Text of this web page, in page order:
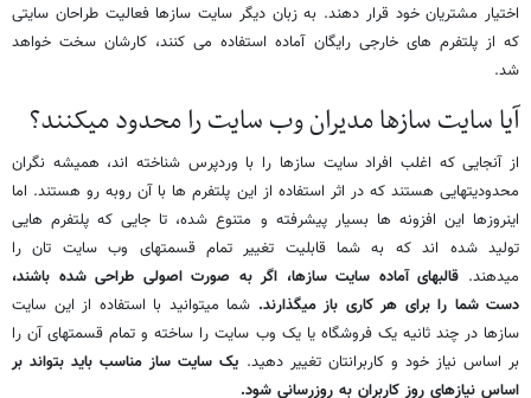
اختیار مشتریان خود قرار دهند. به زبان دیگر سایت سازها فعالیت طراحان سایتی
که از پلتفرم‎ های خارجی رایگان آماده استفاده می‏ کنند، کارشان سخت خواهد
شد.
آیا سایت سازها مدیران وب سایت را محدود می‏کنند؟
از آنجایی که اغلب افراد سایت سازها را با وردپرس شناخته‎ اند، همیشه نگران
محدودیت‏هایی هستند که در اثر استفاده از این پلتفرم ها با آن روبه‎ رو هستند. اما
اینروزها این افزونه‎ ها بسیار پیشرفته و متنوع شده، تا جایی که پلتفرم‏ هایی
تولید شده اند که به شما قابلیت تغییر تمام قسمت‎های وب سایت تان را
می‎دهند.
قالب‎های آماده سایت سازها، اگر به صورت اصولی طراحی شده باشند،
دست شما را برای هر کاری باز می‎گذارند.
شما می‎توانید با استفاده از این سایت
سازها در چند ثانیه یک فروشگاه یا یک وب سایت را ساخته و تمام قسمت‎های آن را
بر اساس نیاز خود و کاربرانتان تغییر دهید. یک سایت ساز مناسب باید بتواند بر
اساس نیازهای روز کاربران به روزرسانی شود.